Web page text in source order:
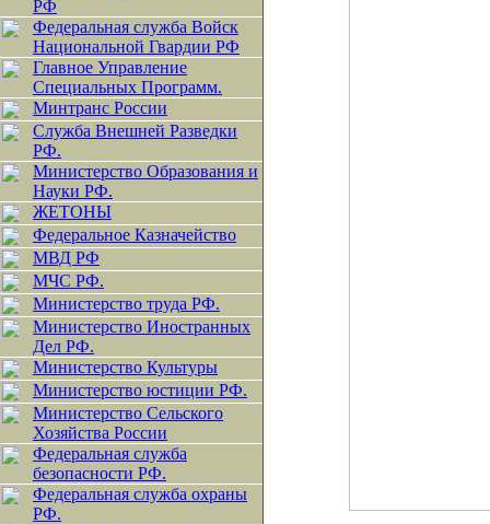
РФ
Федеральная служба Войск
Национальной Гвардии РФ
Главное Управление
Специальных Программ.
Минтранс России
Служба Внешней Разведки
РФ.
Министерство Образования и
Науки РФ.
ЖЕТОНЫ
Федеральное Казначейство
МВД РФ
МЧС РФ.
Министерство труда РФ.
Министерство Иностранных
Дел РФ.
Министерство Культуры
Министерство юстиции РФ.
Министерство Сельского
Хозяйства России
Федеральная служба
безопасности РФ.
Федеральная служба охраны
РФ.